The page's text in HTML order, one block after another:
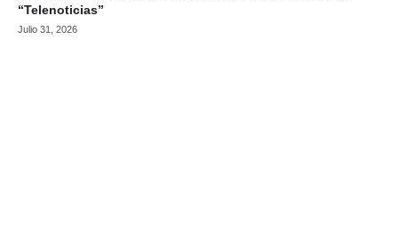
“Telenoticias”
Julio 31, 2026